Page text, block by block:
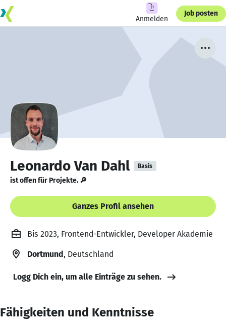
Anmelden
Job posten
Leonardo Van Dahl Basis
ist offen für Projekte. 🔎
Ganzes Profil ansehen
Bis 2023, Frontend-Entwickler, Developer Akademie
Dortmund, Deutschland
Logg Dich ein, um alle Einträge zu sehen.
Fähigkeiten und Kenntnisse